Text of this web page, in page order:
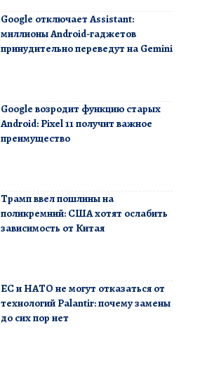
Google отключает Assistant:
миллионы Android-гаджетов
принудительно переведут на Gemini
Google возродит функцию старых
Android: Pixel 11 получит важное
преимущество
Трамп ввел пошлины на
поликремний: США хотят ослабить
зависимость от Китая
ЕС и НАТО не могут отказаться от
технологий Palantir: почему замены
до сих пор нет